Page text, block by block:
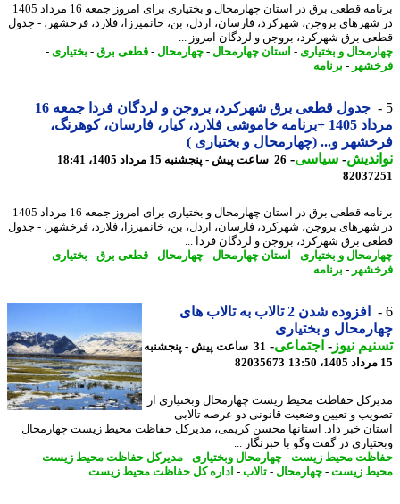
برنامه قطعی برق در استان چهارمحال و بختیاری برای امروز جمعه 16 مرداد 1405
بروجن، شهرکرد، فارسان، اردل، بن، خانمیرزا، فلارد، فرخشهر، - جدول
برق شهرکرد، بروجن و لردگان امروز ...
و بختیاری- استان چهارمحال-چهارمحال-قطعی برق - بختیاری-
-برنامه
جدول قطعی برق شهرکرد، بروجن و لردگان فردا جمعه 16
مرداد 1405 +برنامه خاموشی فلارد، کیار، فارسان، کوهرنگ،
و... (چهارمحال و بختیاری )
-سیاسی-26 ساعت پیش - پنجشنبه 15 مرداد 1405، 18:41
برنامه قطعی برق در استان چهارمحال و بختیاری برای امروز جمعه 16 مرداد 1405
بروجن، شهرکرد، فارسان، اردل، بن، خانمیرزا، فلارد، فرخشهر، - جدول
برق شهرکرد، بروجن و لردگان فردا ...
و بختیاری- استان چهارمحال-چهارمحال-قطعی برق - بختیاری-
-برنامه
افزوده شدن 2 تالاب به تالاب های
و بختیاری
نیوز-اجتماعی-
31 ساعت پیش - پنجشنبه
82035673
حفاظت محیط زیست چهارمحال وبختیاری از
و تعیین وضعیت قانونی دو عرصه تالابی
خبر داد. استانها محسن کریمی، مدیرکل حفاظت محیط زیست چهارمحال
در گفت وگو با خبرنگار ...
محیط زیست-چهارمحال وبختیاری- مدیرکل حفاظت محیط زیست-
زیست-چهارمحال-تالاب-اداره کل حفاظت محیط زیست